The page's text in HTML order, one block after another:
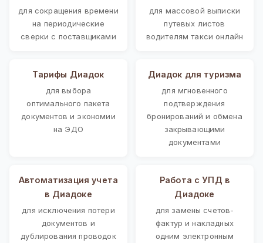
для сокращения времени
на периодические
сверки с поставщиками
для массовой выписки
путевых листов
водителям такси онлайн
Тарифы Диадок
для выбора
оптимального пакета
документов и экономии
на ЭДО
Диадок для туризма
для мгновенного
подтверждения
бронирований и обмена
закрывающими
документами
Автоматизация учета
в Диадоке
для исключения потери
документов и
дублирования проводок
Работа с УПД в
Диадоке
для замены счетов-
фактур и накладных
одним электронным